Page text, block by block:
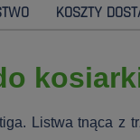
KOSZTY
Listwa tnąca z